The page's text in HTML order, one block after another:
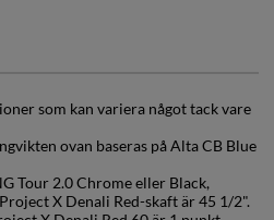
som kan variera något tack vare
ovan baseras på Alta CB Blue
Tour 2.0 Chrome eller Black,
X Denali Red-skaft är 45 1/2".